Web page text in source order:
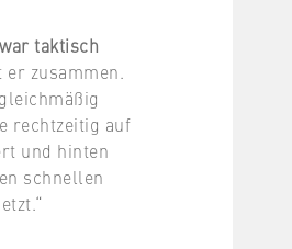
taktisch
er zusammen.
rechtzeitig auf
und hinten
schnellen